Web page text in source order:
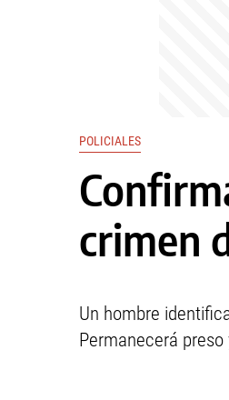
POLICIALES
crimen
Un hombre
Permanecerá